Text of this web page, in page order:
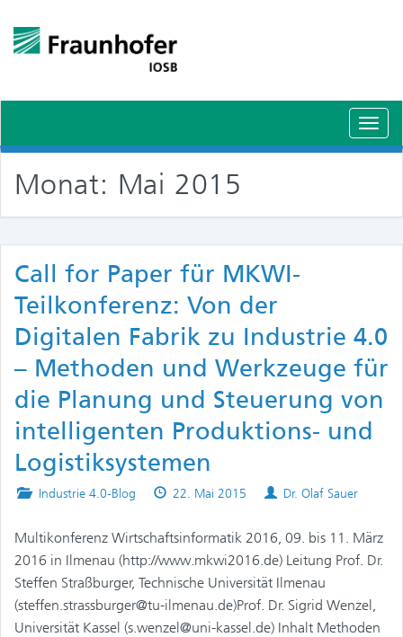
Monat: Mai 2015
Call for Paper für MKWI-
Teilkonferenz: Von der
Digitalen Fabrik zu Industrie 4.0
– Methoden und Werkzeuge für
die Planung und Steuerung von
intelligenten Produktions- und
Logistiksystemen
Posted
Industrie 4.0-Blog
Published
22. Mai 2015 Authors
Dr. Olaf Sauer
Multikonferenz Wirtschaftsinformatik 2016, 09. bis 11. März
2016 in Ilmenau (http://www.mkwi2016.de) Leitung Prof. Dr.
Steffen Straßburger, Technische Universität Ilmenau
(steffen.strassburger@tu-ilmenau.de)Prof. Dr. Sigrid Wenzel,
Universität Kassel (s.wenzel@uni-kassel.de) Inhalt Methoden